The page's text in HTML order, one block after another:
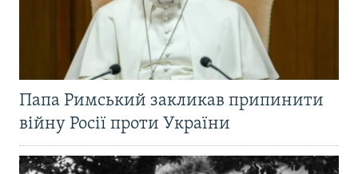
Папа Римський закликав припинити
війну Росії проти України